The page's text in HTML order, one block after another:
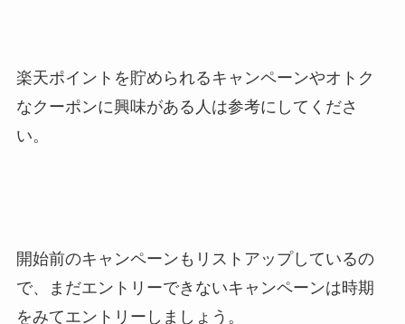
楽天ポイントを貯められるキャンペーンやオトク
なクーポンに興味がある人は参考にしてくださ
い。
開始前のキャンペーンもリストアップしているの
で、まだエントリーできないキャンペーンは時期
をみてエントリーしましょう。